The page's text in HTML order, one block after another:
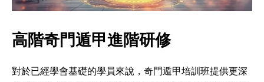
高階奇門遁甲進階研修
對於已經學會基礎的學員來說，奇門遁甲培訓班提供更深